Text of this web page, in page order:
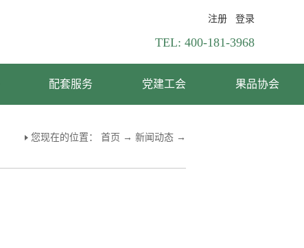
登录
注册
TEL: 400-181-3968
配套服务 党建工会 果品协会
您现在的位置： 首页 → 新闻动态 →